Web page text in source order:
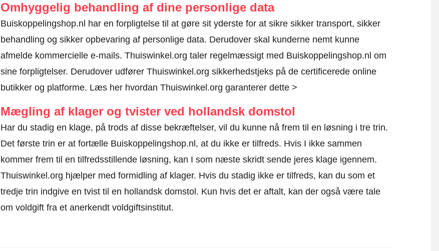
Omhyggelig behandling af dine personlige data
Buiskoppelingshop.nl har en forpligtelse til at gøre sit yderste for at sikre sikker transport, sikker
behandling og sikker opbevaring af personlige data. Derudover skal kunderne nemt kunne
afmelde kommercielle e-mails. Thuiswinkel.org taler regelmæssigt med Buiskoppelingshop.nl om
sine forpligtelser. Derudover udfører Thuiswinkel.org sikkerhedstjeks på de certificerede online
butikker og platforme. Læs her hvordan Thuiswinkel.org garanterer dette >
Mægling af klager og tvister ved hollandsk domstol
Har du stadig en klage, på trods af disse bekræftelser, vil du kunne nå frem til en løsning i tre trin.
Det første trin er at fortælle Buiskoppelingshop.nl, at du ikke er tilfreds. Hvis I ikke sammen
kommer frem til en tilfredsstillende løsning, kan I som næste skridt sende jeres klage igennem.
Thuiswinkel.org hjælper med formidling af klager. Hvis du stadig ikke er tilfreds, kan du som et
tredje trin indgive en tvist til en hollandsk domstol. Kun hvis det er aftalt, kan der også være tale
om voldgift fra et anerkendt voldgiftsinstitut.